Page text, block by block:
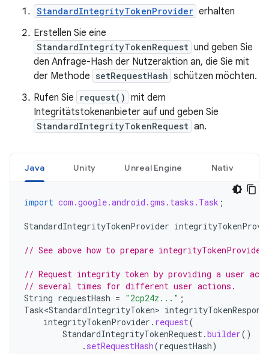
StandardIntegrityTokenProvider erhalten
Erstellen Sie eine
StandardIntegrityTokenRequest und geben Sie
den Anfrage-Hash der Nutzeraktion an, die Sie mit
der Methode setRequestHash schützen möchten.
Rufen Sie
request() mit dem
Integritätstokenanbieter auf und geben Sie
StandardIntegrityTokenRequest an.
Java Unity Unreal Engine Nativ
import com.google.android.gms.tasks.Task ;
StandardIntegrityTokenProvider
// See above how to prepare
// Request integrity token by providing a user
// several times for different user actions.
String requestHash = "2cp24z..." ;
Task<StandardIntegrityToken>
integrityTokenProvider . request(
StandardIntegrityTokenRequest.builder()
. setRequestHash(requestHash)